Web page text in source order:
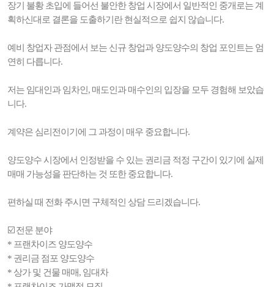
장기 불황 초입에 들어선 불안한 창업 시장에서 일반적인 중개로는 계
획하신대로 결론을 도출하기란 현실적으로 쉽지 않습니다.
예비 창업자 관점에서 보는 신규 창업과 양도양수의 창업 포인트는 엄
연히 다릅니다.
저는 임대인과 임차인, 매도인과 매수인의 입장을 모두 경험해 보았습
니다.
계약은 심리전이기에 그 과정이 매우 중요합니다.
양도양수 시장에서 인정받을 수 있는 권리금 적정 구간이 있기에 실제
매매 가능성을 판단하는 것 또한 중요합니다.
편하실 때 전화 주시면 구체적인 상담 드리겠습니다.
☑️ 전문 분야
* 프랜차이즈 양도양수
* 권리금 점포 양도양수
* 상가 및 건물 매매, 임대차